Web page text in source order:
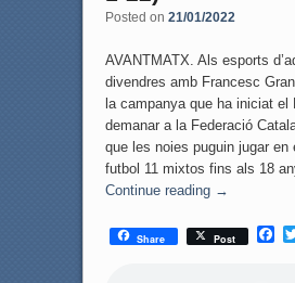
Posted on 21/01/2022
AVANTMATX. Als esports
divendres amb Francesc
la campanya que ha iniciat el
demanar a la Federació
que les noies puguin jugar en
futbol 11 mixtos fins als 18
Continue reading →
Share Post
F